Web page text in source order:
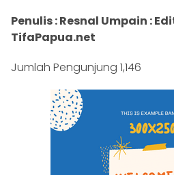
Penulis : Resnal Umpain :
TifaPapua.net
Jumlah Pengunjung 1,146